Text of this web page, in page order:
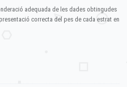
adequada de les dades obtingudes
correcta del pes de cada estrat en